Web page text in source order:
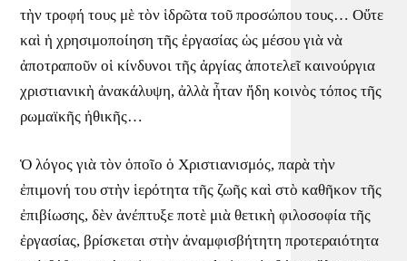
τὴν τροφή τους μὲ τὸν ἱδρῶτα τοῦ προσώπου τους… Οὔτε
καὶ ἡ χρησιμοποίηση τῆς ἐργασίας ὡς μέσου γιὰ νὰ
ἀποτραποῦν οἱ κίνδυνοι τῆς ἀργίας ἀποτελεῖ καινούργια
χριστιανικὴ ἀνακάλυψη, ἀλλὰ ἦταν ἤδη κοινὸς τόπος τῆς
ρωμαϊκῆς ἠθικῆς…
Ὁ λόγος γιὰ τὸν ὁποῖο ὁ Χριστιανισμός, παρὰ τὴν
ἐπιμονή του στὴν ἱερότητα τῆς ζωῆς καὶ στὸ καθῆκον τῆς
ἐπιβίωσης, δὲν ἀνέπτυξε ποτὲ μιὰ θετικὴ φιλοσοφία τῆς
ἐργασίας, βρίσκεται στὴν ἀναμφισβήτητη προτεραιότητα